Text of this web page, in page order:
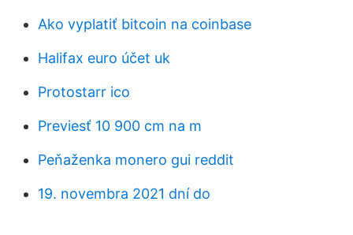
Ako vyplatiť bitcoin na coinbase
Halifax euro účet uk
Protostarr ico
Previesť 10 900 cm na m
Peňaženka monero gui reddit
19. novembra 2021 dní do